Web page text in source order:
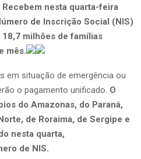
nesta quarta-feira
de Inscrição Social (NIS)
milhões de famílias
mês.
em situação de emergência ou
o pagamento unificado. O
do Amazonas, do Paraná,
de Roraima, de Sergipe e
nesta quarta,
de NIS.